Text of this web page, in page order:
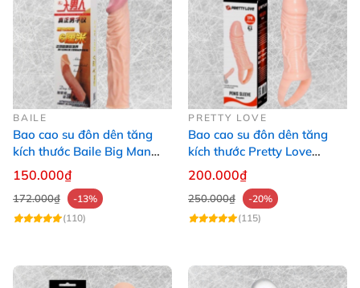
BAILE
Bao cao su đôn dên tăng
kích thước Baile Big Man
tăng 5cm
150.000₫
172.000₫
-13%
(110)
PRETTY LOVE
Bao cao su đôn dên tăng
kích thước Pretty Love
Breyden - Dây đeo 6.1
200.000₫
250.000₫
-20%
(115)